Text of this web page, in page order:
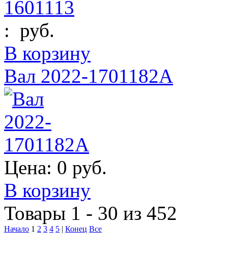
: руб.
В корзину
Вал 2022-1701182А
Цена: 0 руб.
В корзину
Товары 1 - 30 из 452
Начало 1 2 3 4 5 | Конец Все